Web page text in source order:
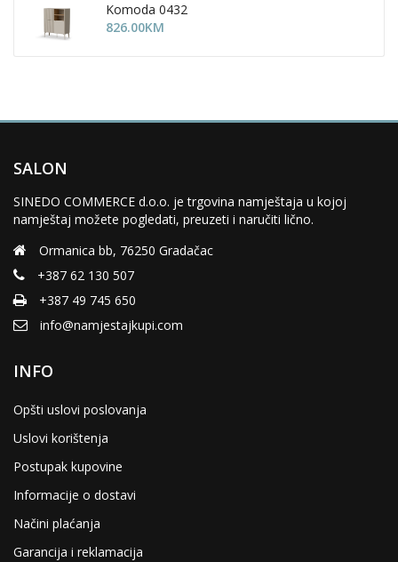
Komoda 0432
826.00KM
SALON
SINEDO COMMERCE d.o.o. je trgovina namještaja u kojoj
namještaj možete pogledati, preuzeti i naručiti lično.
Ormanica bb, 76250 Gradačac
+387 62 130 507
+387 49 745 650
info@namjestajkupi.com
INFO
Opšti uslovi poslovanja
Uslovi korištenja
Postupak kupovine
Informacije o dostavi
Načini plaćanja
Garancija i reklamacija